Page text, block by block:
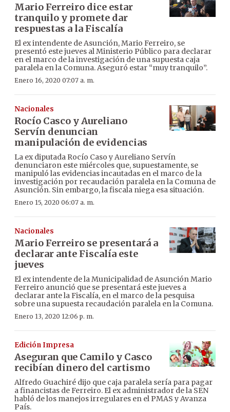
Mario Ferreiro dice estar
tranquilo y promete dar
respuestas a la Fiscalía
El ex intendente de Asunción, Mario Ferreiro, se
presentó este jueves al Ministerio Público para declarar
en el marco de la investigación de una supuesta caja
paralela en la Comuna. Aseguró estar “muy tranquilo”.
Enero 16, 2020 07:07 a. m.
Nacionales
Rocío Casco y Aureliano
Servín denuncian
manipulación de evidencias
La ex diputada Rocío Caso y Aureliano Servín
denunciaron este miércoles que, supuestamente, se
manipuló las evidencias incautadas en el marco de la
investigación por recaudación paralela en la Comuna de
Asunción. Sin embargo, la fiscala niega esa situación.
Enero 15, 2020 06:07 a. m.
Nacionales
Mario Ferreiro se presentará a
declarar ante Fiscalía este
jueves
El ex intendente de la Municipalidad de Asunción Mario
Ferreiro anunció que se presentará este jueves a
declarar ante la Fiscalía, en el marco de la pesquisa
sobre una supuesta recaudación paralela en la Comuna.
Enero 13, 2020 12:06 p. m.
Edición Impresa
Aseguran que Camilo y Casco
recibían dinero del cartismo
Alfredo Guachiré dijo que caja paralela sería para pagar
a financistas de Ferreiro. El ex administrador de la SEN
habló de los manejos irregulares en el PMAS y Avanza
País.